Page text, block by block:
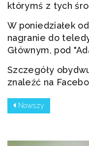
którymś z tych
W poniedziałek
nagranie do
Głównym, pod
Szczegóły
znaleźć na
Nowszy